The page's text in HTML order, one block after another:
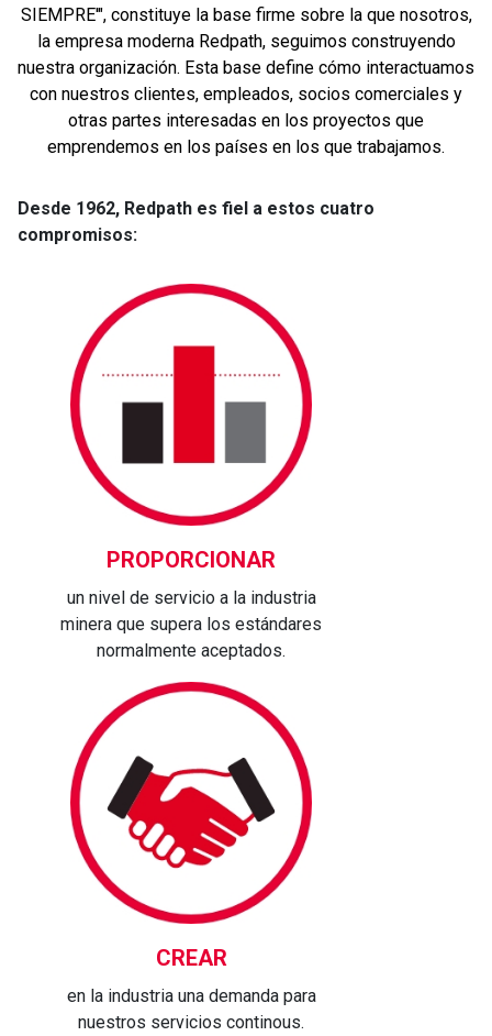
SIEMPRE'", constituye la base firme sobre la que nosotros,
la empresa moderna Redpath, seguimos construyendo
nuestra organización. Esta base define cómo interactuamos
con nuestros clientes, empleados, socios comerciales y
otras partes interesadas en los proyectos que
emprendemos en los países en los que trabajamos.
Desde 1962, Redpath es fiel a estos cuatro
compromisos:
PROPORCIONAR
un nivel de servicio a la industria
minera que supera los estándares
normalmente aceptados.
CREAR
en la industria una demanda para
nuestros servicios continous.